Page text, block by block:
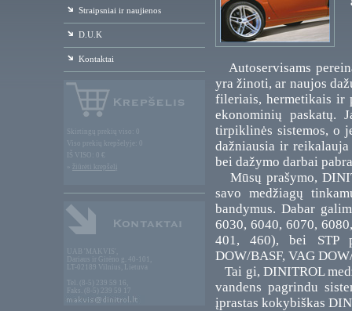
Straipsniai ir naujienos
D.U.K
Kontaktai
Skirtingų prekių viso: 0
Viso prekių krepšelyje: 0
IŠ VISO: 0 €
» žiūrėti krepšelį
UAB 'MAKVIS',
Dariaus ir Girėno g. 40-101,
LT-02189 Vilnius, Lietuva
Tel. (8-5) 239 59 16,
Faks. (8-5) 239 59 17
Autoservisams
yra žinoti, ar naujos
fileriais, hermetikais ir
ekonominių paskatų.
tirpiklinės sistemos, o
dažniausia ir
bei dažymo darbai
Mūsų prašymo,
savo medžiagų
bandymus. Dabar
6030, 6040, 6070,
401, 460), bei STP
DOW/BASF, VAG
Tai gi, DINITROL
vandens pagrindu
įprastas kokybiškas